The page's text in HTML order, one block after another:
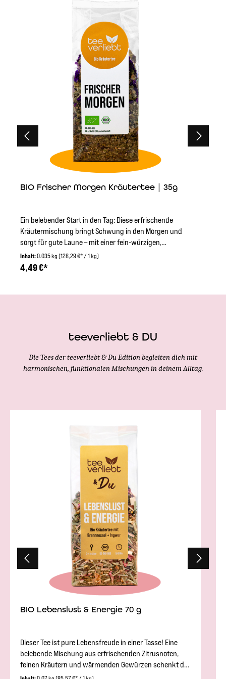
Stunden der Ruhe und Besinnung.Verwöhne dich selbst
Früchtetees an deine Liebsten. Entdecke den
Geschmack des Winters in jeder Tasse und lass dich von
der Wärme und dem Charme unserer einzigartigen
„Winter Edition“ Teemischungen
verzaubern.ZubereitungFür die Zubereitung einer Tasse
2-3 Teelöffel Tee mit 100°C heißem Wasser aufgießen
und mindestens 5-8 Minuten ziehen
lassen.ZutatenZitronenmelisse, Apfelstücke, grüner
Rooibos, Pfefferminze, Fenchel (süß), Kamillenblüten,
Johannisbrotstücke, Zimt, Hagebuttenschalen,
Anissamen, Orangenschale, Aroma, natürliches
Zitrusaroma, Bourbon Vanille-Extrakt.
BIO Frischer Morgen Kräutertee | 35g
Ein belebender Start in den Tag: Diese erfrischende
Kräutermischung bringt Schwung in den Morgen und
sorgt für gute Laune – mit einer fein-würzigen,
anregenden Salbeinote.Zuberreitung:Für die
Zubereitung einer Tasse 2-3 Teelöffel Tee mit 100°C
heißem Wasser aufgießen und mindestens 5-8 Minuten
Spitzwegerich, Malvenblüten, Apfelminzblätter und
Inhalt:0.035 kg(128,29 €* / 1 kg)
4,49 €*
teeverliebt & DU
Die Tees der teeverliebt & Du Edition begleiten dich mit
harmonischen, funktionalen Mischungen in deinem Alltag.
BIO Lebenslust & Energie 70 g
Dieser Tee ist pure Lebensfreude in einer Tasse! Eine
belebende Mischung aus erfrischenden Zitrusnoten,
feinen Kräutern und wärmenden Gewürzen schenkt dir
neue Energie und bringt Balance in deinen Alltag. Sanfte